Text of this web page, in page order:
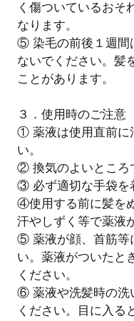
く傷ついているおそ
なります。
⑤ 染毛の前後１週間
ないでください。髪
ことがあります。
３．使用時のご注意
① 薬液は使用直前に
い。
② 換気のよいところ
③ 必ず適切な手袋を
④使用する前に髪を
汗やしずく等で薬液
⑤ 薬液が顔、首筋等
い。薬液がついたと
ください。
⑥ 薬液や洗髪時の洗
ください。目に入る